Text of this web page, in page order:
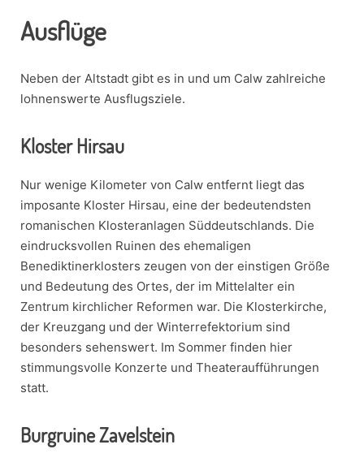
Ausflüge
Neben der Altstadt gibt es in und um Calw zahlreiche
lohnenswerte Ausflugsziele.
Kloster Hirsau
Nur wenige Kilometer von Calw entfernt liegt das
imposante Kloster Hirsau, eine der bedeutendsten
romanischen Klosteranlagen Süddeutschlands. Die
eindrucksvollen Ruinen des ehemaligen
Benediktinerklosters zeugen von der einstigen Größe
und Bedeutung des Ortes, der im Mittelalter ein
Zentrum kirchlicher Reformen war. Die Klosterkirche,
der Kreuzgang und der Winterrefektorium sind
besonders sehenswert. Im Sommer finden hier
stimmungsvolle Konzerte und Theateraufführungen
statt.
Burgruine Zavelstein